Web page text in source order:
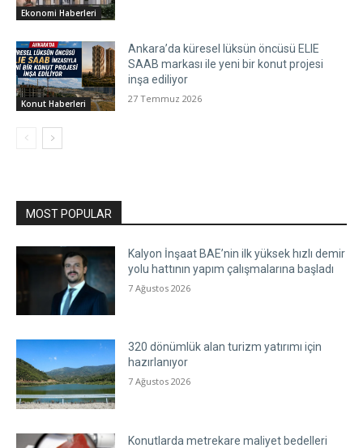
Ekonomi Haberleri
Konut Haberleri
Ankara’da küresel lüksün öncüsü ELIE
SAAB markası ile yeni bir konut projesi
inşa ediliyor
27 Temmuz 2026
MOST POPULAR
Kalyon İnşaat BAE’nin ilk yüksek hızlı demir
yolu hattının yapım çalışmalarına başladı
7 Ağustos 2026
320 dönümlük alan turizm yatırımı için
hazırlanıyor
7 Ağustos 2026
Konutlarda metrekare maliyet bedelleri